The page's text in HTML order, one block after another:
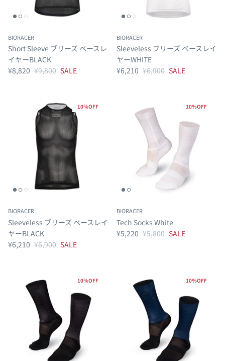
BIORACER
Short Sleeve ブリーズ ベースレ
イヤーBLACK
¥8,820 ¥9,800 SALE
BIORACER
Sleeveless ブリーズ ベースレイ
ヤーWHITE
¥6,210 ¥6,900 SALE
10％OFF
BIORACER
Sleeveless ブリーズ ベースレイ
ヤーBLACK
¥6,210 ¥6,900 SALE
10％OFF
BIORACER
Tech Socks White
¥5,220 ¥5,800 SALE
10％OFF 10％OFF